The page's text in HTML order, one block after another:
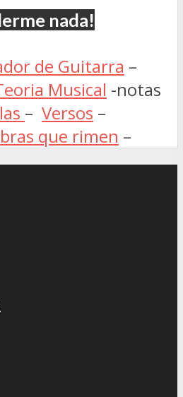
nada!
de Guitarra –
Musical -notas
– Versos –
que rimen –